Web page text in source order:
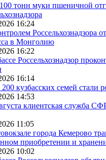
тонн муки пшеничной
16:24
Россельхознадзора
в Монголию
16:22
Россельхознадзор
16:14
кузбасских семей
14:53
клиентская служба
11:05
города Кемерово
приобретении и
10:02